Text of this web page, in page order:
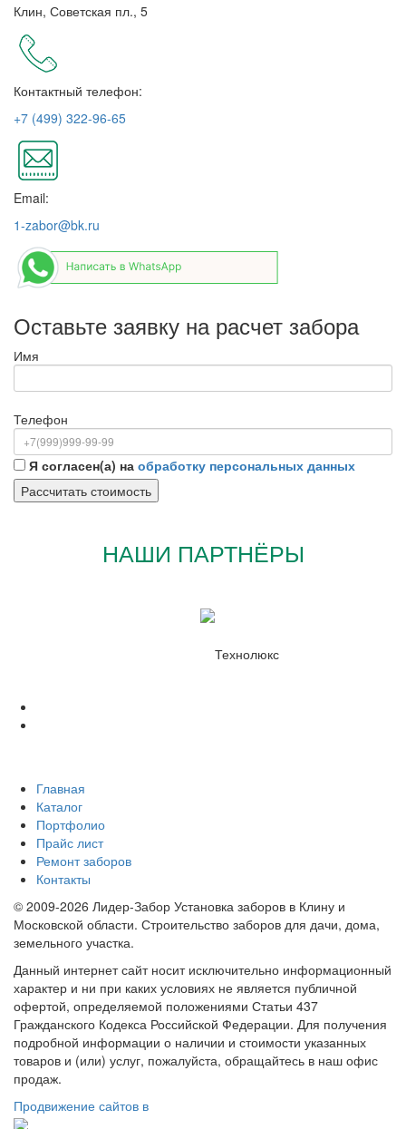
Клин, Советская пл., 5
Контактный телефон:
+7 (499) 322-96-65
Email:
1-zabor@bk.ru
Оставьте заявку на расчет забора
Имя
Телефон
Я согласен(а) на обработку персональных данных
НАШИ ПАРТНЁРЫ
Главная
Каталог
Портфолио
Прайс лист
Ремонт заборов
Контакты
© 2009-2026 Лидер-Забор Установка заборов в Клину и
Московской области. Строительство заборов для дачи, дома,
земельного участка.
Данный интернет сайт носит исключительно информационный
характер и ни при каких условиях не является публичной
офертой, определяемой положениями Статьи 437
Гражданского Кодекса Российской Федерации. Для получения
подробной информации о наличии и стоимости указанных
товаров и (или) услуг, пожалуйста, обращайтесь в наш офис
продаж.
Продвижение сайтов в